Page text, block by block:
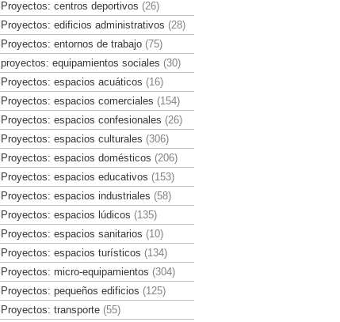
Proyectos: centros deportivos (26)
Proyectos: edificios administrativos (28)
Proyectos: entornos de trabajo(75)
proyectos: equipamientos sociales (30)
Proyectos: espacios acuáticos (16)
Proyectos: espacios comerciales (154)
Proyectos: espacios confesionales (26)
Proyectos: espacios culturales (306)
Proyectos: espacios domésticos (206)
Proyectos: espacios educativos (153)
Proyectos: espacios industriales (58)
Proyectos: espacios lúdicos (135)
Proyectos: espacios sanitarios (10)
Proyectos: espacios turísticos (134)
Proyectos: micro-equipamientos (304)
Proyectos: pequeños edificios (125)
Proyectos: transporte(55)